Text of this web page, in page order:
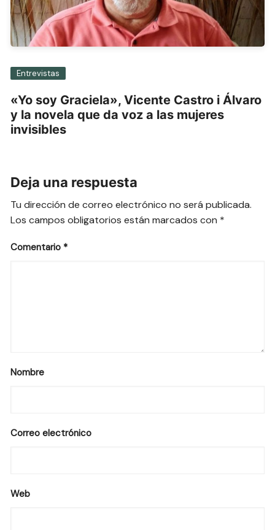
Entrevistas
«Yo soy Graciela», Vicente Castro i Álvaro
y la novela que da voz a las mujeres
invisibles
Deja una respuesta
Tu dirección de correo electrónico no será publicada.
Los campos obligatorios están marcados con *
Comentario *
Nombre
Correo electrónico
Web